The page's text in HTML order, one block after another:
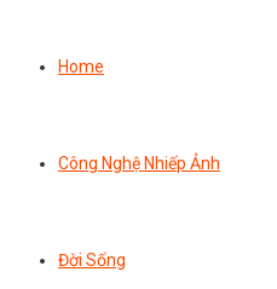
Home
Công Nghệ Nhiếp Ảnh
Đời Sống